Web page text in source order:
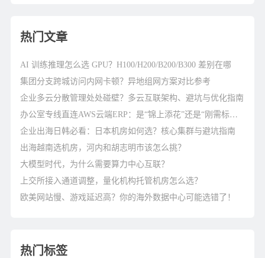
热门文章
AI 训练推理怎么选 GPU？H100/H200/B200/B300 差别在哪
集团分支跨城访问内网卡顿？异地组网方案对比参考
企业多云分散管理处处碰壁？多云互联架构、避坑与优化指南
办公室专线直连AWS云端ERP：是“锦上添花”还是“刚需标配”？
企业出海日韩必看：日本机房如何选？核心集群与避坑指南
出海越南选机房，河内和胡志明市该怎么挑？
大模型时代，为什么需要算力中心互联？
上交所接入通道调整，量化机构托管机房怎么选？
欧美网站慢、游戏延迟高？你的海外数据中心可能选错了！
热门标签